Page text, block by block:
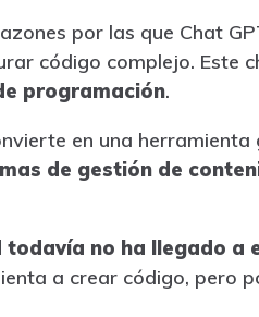
por las que Chat
código complejo. Este
programación.
en una
de gestión de
todavía no ha llegado a
a crear código, pero